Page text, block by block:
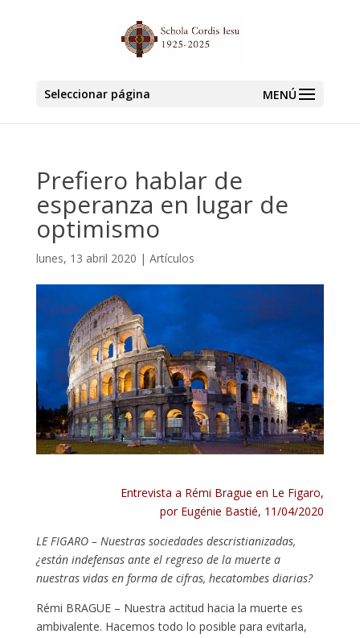
Seleccionar página
Prefiero hablar de
esperanza en lugar de
optimismo
lunes, 13 abril 2020 | Artículos
Entrevista a Rémi Brague en Le Figaro,
por Eugénie Bastié, 11/04/2020
LE FIGARO – Nuestras sociedades descristianizadas,
¿están indefensas ante el regreso de la muerte a
nuestras vidas en forma de cifras, hecatombes diarias?
Rémi BRAGUE – Nuestra actitud hacia la muerte es
ambivalente. Hacemos todo lo posible para evitarla,